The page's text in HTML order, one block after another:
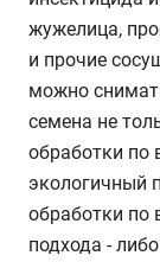
жужелица,
и прочие
можно
семена не
обработки по
экологичный
обработки по
подхода -